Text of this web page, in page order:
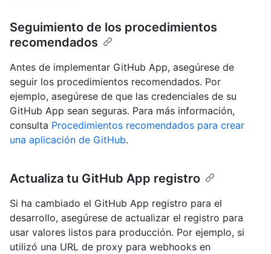
Seguimiento de los procedimientos
recomendados
Antes de implementar GitHub App, asegúrese de
seguir los procedimientos recomendados. Por
ejemplo, asegúrese de que las credenciales de su
GitHub App sean seguras. Para más información,
consulta Procedimientos recomendados para crear
una aplicación de GitHub.
Actualiza tu GitHub App registro
Si ha cambiado el GitHub App registro para el
desarrollo, asegúrese de actualizar el registro para
usar valores listos para producción. Por ejemplo, si
utilizó una URL de proxy para webhooks en